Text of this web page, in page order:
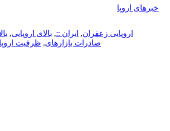
خبرهای اروپا
اروپایی زعفران, ایران ::, بالای اروپایی,
صادرات بازارهای, ظرفیت